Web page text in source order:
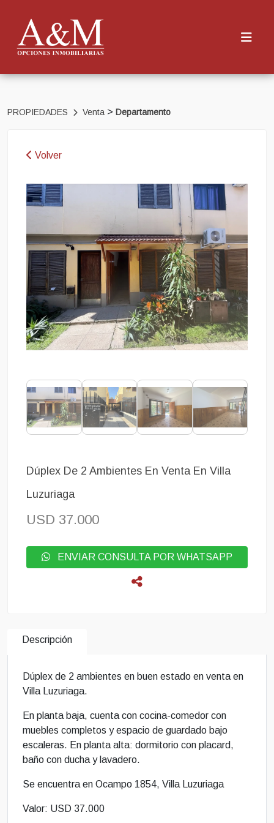
PROPIEDADES Venta > Departamento
Volver
Dúplex De 2 Ambientes En Venta En Villa
Luzuriaga
USD 37.000
ENVIAR CONSULTA POR WHATSAPP
Descripción
Dúplex de 2 ambientes en buen estado en venta en
Villa Luzuriaga.
En planta baja, cuenta con cocina-comedor con
muebles completos y espacio de guardado bajo
escaleras. En planta alta: dormitorio con placard,
baño con ducha y lavadero.
Se encuentra en Ocampo 1854, Villa Luzuriaga
Valor: USD 37.000